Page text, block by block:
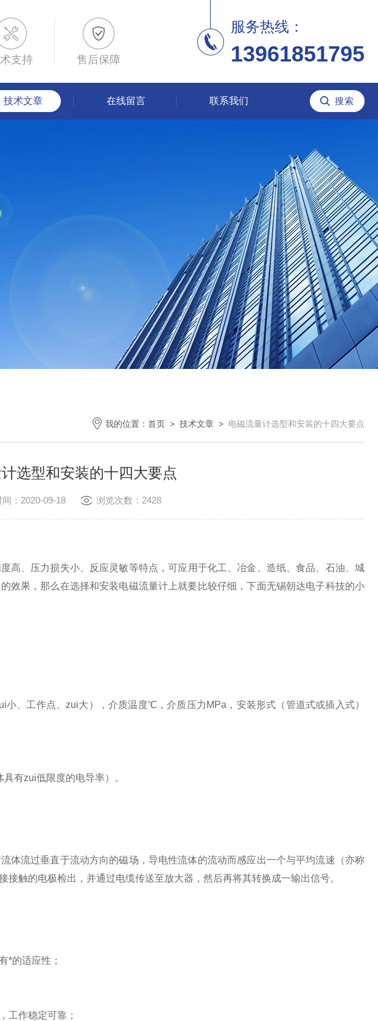
支持 售后保障
服务热线：
13961851795
技术文章 在线留言 联系我们
我的位置： 首页 > 技术文章 > 电磁流量计选型和安装的十四大要点
选型和安装的十四大要点
间：2020-09-18 浏览次数：2428
高、压力损失小、反应灵敏等特点，可应用于化工、冶金、造纸、食品、石油、城
效果，那么在选择和安装电磁流量计上就要比较仔细，下面无锡朝达电子科技的小
工作点、zui大），介质温度℃，介质压力MPa，安装形式（管道式或插入式）
有zui低限度的电导率）。
流过垂直于流动方向的磁场，导电性流体的流动而感应出一个与平均流速（亦称
触的电极检出，并通过电缆传送至放大器，然后再将其转换成一输出信号。
的适应性；
作稳定可靠；